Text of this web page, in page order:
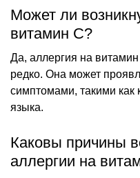
Может ли
витамин С?
Да, аллергия на
редко. Она может
симптомами, такими как
языка.
Каковы причины
аллергии на